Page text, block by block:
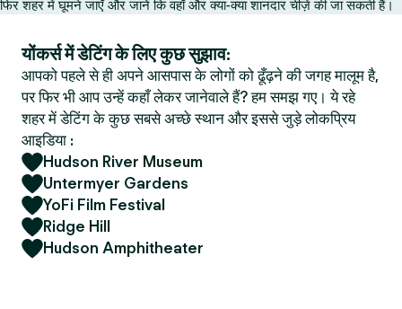
फिर शहर में घूमने जाएँ और जानें कि वहाँ और क्या-क्या शानदार चीज़ें की जा सकती हैं।
योंकर्स में डेटिंग के लिए कुछ सुझाव:
आपको पहले से ही अपने आसपास के लोगों को ढूँढ़ने की जगह मालूम है,
पर फिर भी आप उन्हें कहाँ लेकर जानेवाले हैं? हम समझ गए। ये रहे
शहर में डेटिंग के कुछ सबसे अच्छे स्थान और इससे जुड़े लोकप्रिय
आइडिया :
Hudson River Museum
Untermyer Gardens
YoFi Film Festival
Ridge Hill
Hudson Amphitheater